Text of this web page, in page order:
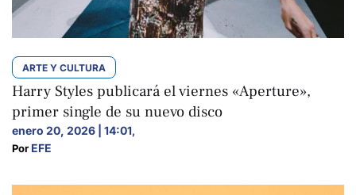
ARTE Y CULTURA
Harry Styles publicará el viernes «Aperture»,
primer single de su nuevo disco
enero 20, 2026 | 14:01,
Por EFE